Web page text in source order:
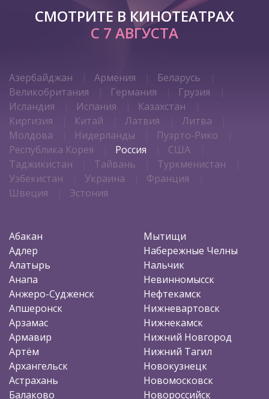
СМОТРИТЕ В КИНОТЕАТРАХ
С 7 АВГУСТА
Азербайджан Армения
Беларусь
Великобритания
Германия
Грузия
Исландия
Испания
Казахстан
Киргизия
Китай Латвия
Литва
Молдова
Нидерланды
Пуэрто-Рико
Республика Корея
Россия
США
Таджикистан
Тайвань
Туркменистан
Узбекистан
Украина
Франция
Швеция
Эстония
Абакан
Адлер
Алатырь
Анапа
Анжеро-Судженск
Апшеронск
Арзамас
Армавир
Артём
Архангельск
Астрахань
Балаково
Мытищи
Набережные Челны
Нальчик
Невинномысск
Нефтекамск
Нижневартовск
Нижнекамск
Нижний Новгород
Нижний Тагил
Новокузнецк
Новомосковск
Новороссийск